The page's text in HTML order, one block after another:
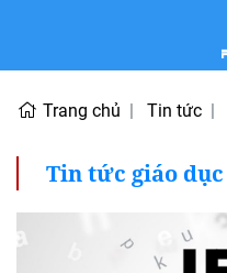
Trang chủ Tin tức
Tin tức giáo dục